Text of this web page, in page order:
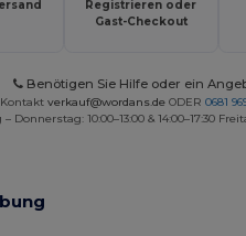
Registrieren oder
Gast-Checkout
Benötigen Sie Hilfe oder ein
Kontaktverkauf@wordans.de ODER0681
Donnerstag: 10:00–13:00 & 14:00–17:30